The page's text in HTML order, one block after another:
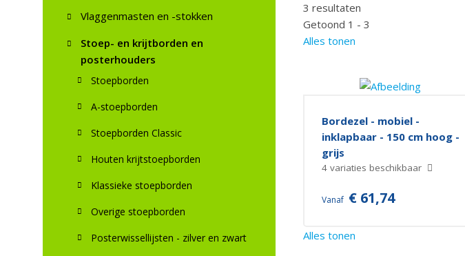
Vlaggenmasten en -stokken
Stoep- en krijtborden en
posterhouders
Stoepborden
A-stoepborden
Stoepborden Classic
Houten krijtstoepborden
Klassieke stoepborden
Overige stoepborden
Posterwissellijsten - zilver en zwart
3 resultaten
Getoond 1 - 3
Alles tonen
Bordezel - mobiel -
inklapbaar - 150 cm hoog -
grijs
4 variaties beschikbaar
Vanaf € 61,74
Alles tonen